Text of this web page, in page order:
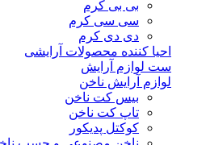
بی بی کرم
سی سی کرم
دی دی کرم
احیا کننده محصولات آرایشی
ست لوازم آرایش
لوازم آرایش ناخن
بیس کت ناخن
تاپ کت ناخن
کوکتل پدیکور